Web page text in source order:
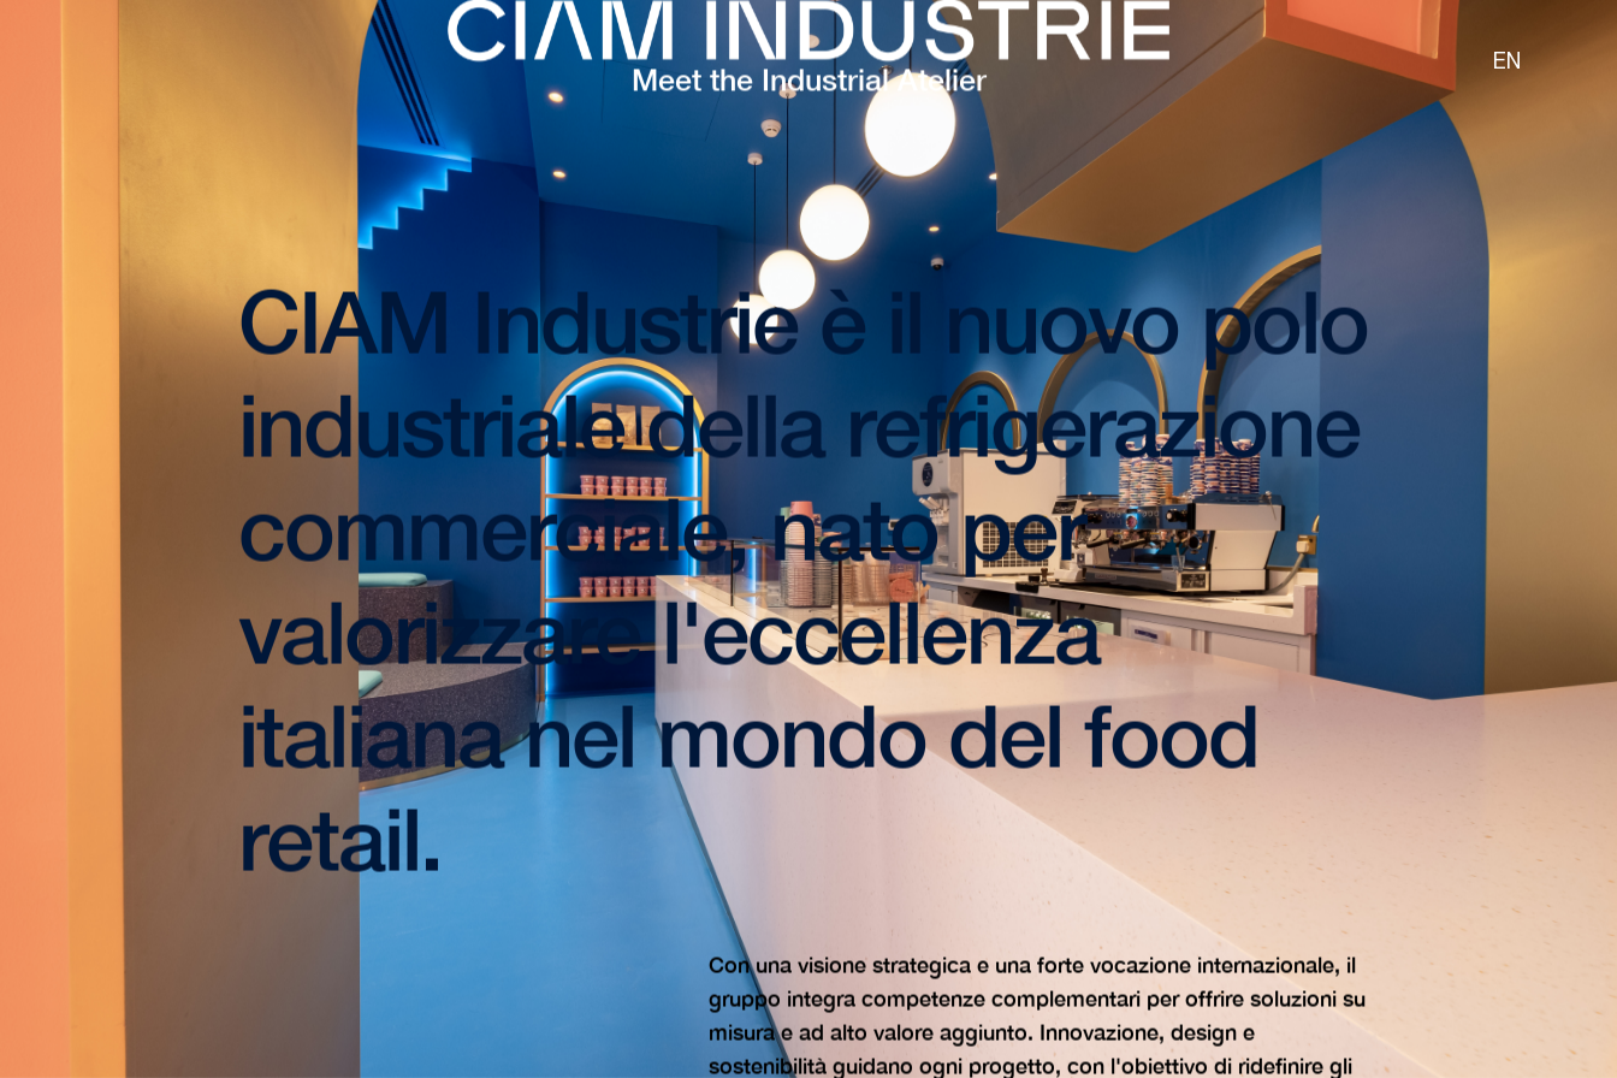
EN
Meet the Industrial Atelier
CIAM Industrie è il nuovo polo
industriale della refrigerazione
commerciale, nato per
valorizzare l'eccellenza
italiana nel mondo del food
retail.
Con una visione strategica e una forte vocazione internazionale, il
gruppo integra competenze complementari per offrire soluzioni su
misura e ad alto valore aggiunto. Innovazione, design e
sostenibilità guidano ogni progetto, con l'obiettivo di ridefinire gli